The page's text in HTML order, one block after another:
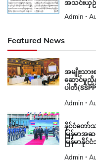
အသင်းယှ
Admin
Featured News
အမျိုးသား
ဆောင်မှုညှိ
ပါတီ
Admin
နိုင်ငံတော်
မြန်မာအ
မြန်မာနို
Admin